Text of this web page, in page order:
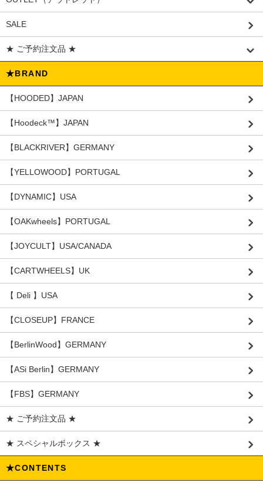
SALE
★ ご予約注文品 ★
★BRAND
【HOODED】JAPAN
【Hoodeck™️】JAPAN
【BLACKRIVER】GERMANY
【YELLOWOOD】PORTUGAL
【DYNAMIC】USA
【OAKwheels】PORTUGAL
【JOYCULT】USA/CANADA
【CARTWHEELS】UK
【 Deli 】USA
【CLOSEUP】FRANCE
【BerlinWood】GERMANY
【ASi Berlin】GERMANY
【FBS】GERMANY
★ ご予約注文品 ★
★ スペシャルボックス ★
★CONTENTS